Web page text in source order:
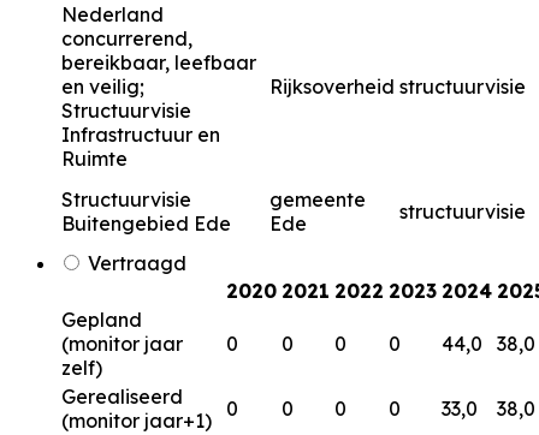
Nederland
concurrerend,
bereikbaar, leefbaar
en veilig;
Structuurvisie
Infrastructuur en
Ruimte
Rijksoverheid structuurvisie
Structuurvisie
Buitengebied Ede
gemeente
Ede
structuurvisie
Vertraagd
2020 2021 2022 2023 2024
Gepland
(monitor jaar
zelf)
0 0 0 0 44,0 38,0
Gerealiseerd
(monitor jaar+1)
0 0 0 0 33,0
38,0